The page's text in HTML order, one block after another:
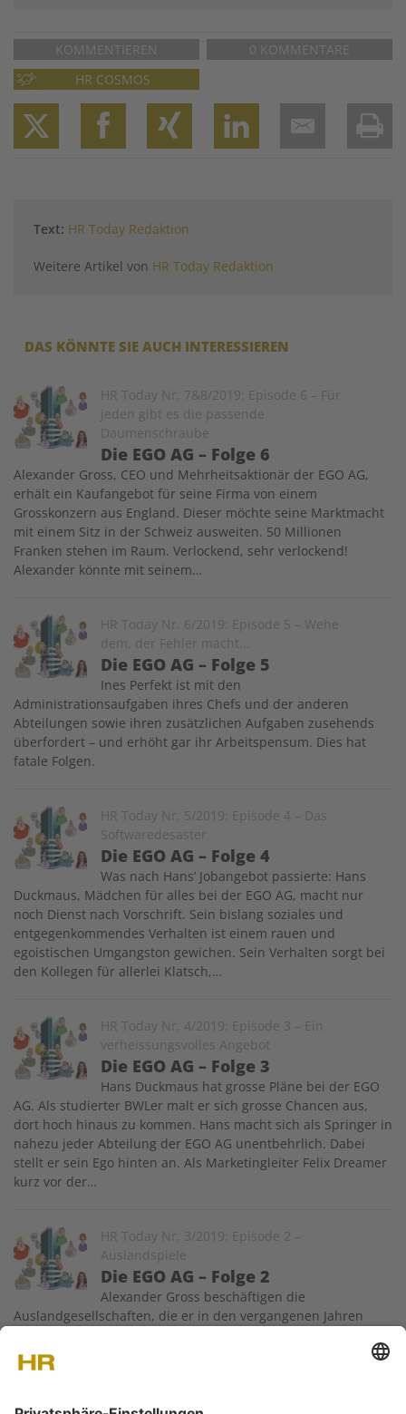
KOMMENTIEREN
0 KOMMENTARE
HR COSMOS
TwitterFacebook
XINGLinkedIn
Email
Text: HR Today Redaktion
Weitere Artikel von HR Today Redaktion
DAS KÖNNTE SIE AUCH INTERESSIEREN
HR Today Nr. 7&8/2019: Episode 6 – Für
jeden gibt es die passende
Daumenschraube
Die EGO AG – Folge 6
Image
Alexander Gross, CEO und Mehrheitsaktionär der EGO AG,
erhält ein Kaufangebot für seine Firma von einem
Grosskonzern aus England. Dieser möchte seine Marktmacht
mit einem Sitz in der Schweiz ausweiten. 50 Millionen
Franken stehen im Raum. Verlockend, sehr verlockend!
Alexander könnte mit seinem…
HR Today Nr. 6/2019: Episode 5 – Wehe
dem, der Fehler macht...
Die EGO AG – Folge 5
Image
Ines Perfekt ist mit den
Administrationsaufgaben ihres Chefs und der anderen
Abteilungen sowie ihren zusätzlichen Aufgaben zusehends
überfordert – und erhöht gar ihr Arbeitspensum. Dies hat
fatale Folgen.
HR Today Nr. 5/2019: Episode 4 – Das
Softwaredesaster
Die EGO AG – Folge 4
Image
Was nach Hans’ Jobangebot passierte: Hans
Duckmaus, Mädchen für alles bei der EGO AG, macht nur
noch Dienst nach Vorschrift. Sein bislang soziales und
entgegenkommendes Verhalten ist einem rauen und
egoistischen Umgangston gewichen. Sein Verhalten sorgt bei
den Kollegen für allerlei Klatsch,…
HR Today Nr. 4/2019: Episode 3 – Ein
verheissungsvolles Angebot
Die EGO AG – Folge 3
Image
Hans Duckmaus hat grosse Pläne bei der EGO
AG. Als studierter BWLer malt er sich grosse Chancen aus,
dort hoch hinaus zu kommen. Hans macht sich als Springer in
nahezu jeder Abteilung der EGO AG unentbehrlich. Dabei
stellt er sein Ego hinten an. Als Marketingleiter Felix Dreamer
kurz vor der…
HR Today Nr. 3/2019: Episode 2 –
Auslandspiele
Die EGO AG – Folge 2
Image
Alexander Gross beschäftigen die
Auslandgesellschaften, die er in den vergangenen Jahren
vertreiben. Besondere Sorge bereitet ihm eine Niederlassung
in England, die vor drei Jahren ins Leben gerufen wurde und